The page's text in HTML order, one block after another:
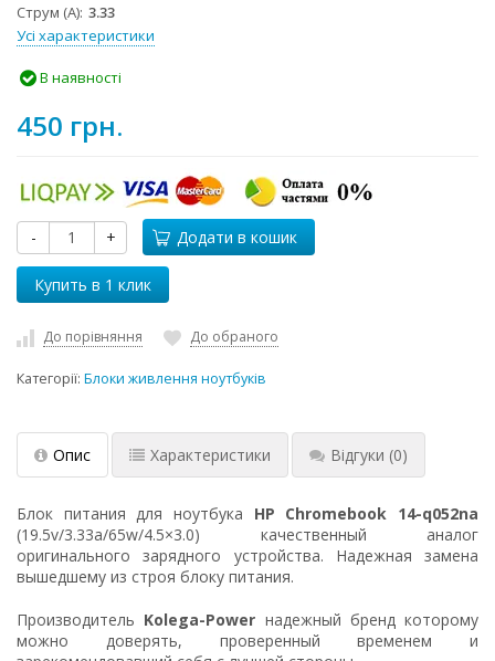
Струм (А) 3.33
Усі характеристики
В наявності
450 грн.
- + Додати в кошик
До порівняння До обраного
Категорії: Блоки живлення ноутбуків
Опис Характеристики Відгуки (0)
Блок питания для ноутбука HP Chromebook 14-q052na
(19.5v/3.33a/65w/4.5×3.0) качественный аналог
оригинального зарядного устройства. Надежная замена
вышедшему из строя блоку питания.
Производитель Kolega-Power надежный бренд которому
можно доверять, проверенный временем и